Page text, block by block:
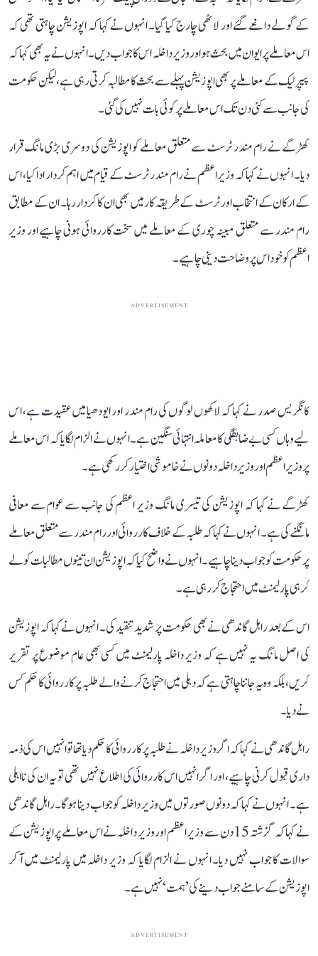
کے گولے داغے گئے اور لاٹھی چارج کیا گیا۔ انہوں نے کہا کہ اپوزیشن چاہتی تھی کہ
اس معاملے پر ایوان میں بحث ہو اور وزیر داخلہ اس کا جواب دیں۔ انہوں نے یہ بھی کہا کہ
پیپر لیک کے معاملے پر بھی اپوزیشن پہلے سے بحث کا مطالبہ کرتی رہی ہے، لیکن حکومت
کی جانب سے کئی دن تک اس معاملے پر کوئی بات نہیں کی گئی۔
کھڑگے نے رام مندر ٹرسٹ سے متعلق معاملے کو اپوزیشن کی دوسری بڑی مانگ قرار
دیا۔ انہوں نے کہا کہ وزیر اعظم نے رام مندر ٹرسٹ کے قیام میں اہم کردار ادا کیا، اس
کے ارکان کے انتخاب اور ٹرسٹ کے طریقہ کار میں بھی ان کا کردار رہا۔ ان کے مطابق
رام مندر سے متعلق مبینہ چوری کے معاملے میں سخت کارروائی ہونی چاہیے اور وزیر
اعظم کو خود اس پر وضاحت دینی چاہیے۔
ADVERTISEMENT
کانگریس صدر نے کہا کہ لاکھوں لوگوں کی رام مندر اور ایودھیا میں عقیدت ہے، اس
لیے وہاں کسی بے ضابطگی کا معاملہ انتہائی سنگین ہے۔ انہوں نے الزام لگایا کہ اس معاملے
پر وزیر اعظم اور وزیر داخلہ دونوں نے خاموشی اختیار کر رکھی ہے۔
کھڑگے نے کہا کہ اپوزیشن کی تیسری مانگ وزیر اعظم کی جانب سے عوام سے معافی
مانگنے کی ہے۔ انہوں نے کہا کہ طلبہ کے خلاف کارروائی اور رام مندر سے متعلق معاملے
پر حکومت کو جواب دینا چاہیے۔ انہوں نے واضح کیا کہ اپوزیشن ان تینوں مطالبات کو لے
کر ہی پارلیمنٹ میں احتجاج کر رہی ہے۔
اس کے بعد راہل گاندھی نے بھی حکومت پر شدید تنقید کی۔ انہوں نے کہا کہ اپوزیشن
کی اصل مانگ یہ نہیں ہے کہ وزیر داخلہ پارلیمنٹ میں کسی بھی عام موضوع پر تقریر
کریں، بلکہ وہ یہ جاننا چاہتی ہے کہ دہلی میں احتجاج کرنے والے طلبہ پر کارروائی کا حکم کس
نے دیا۔
راہل گاندھی نے کہا کہ اگر وزیر داخلہ نے طلبہ پر کارروائی کا حکم دیا تھا تو انہیں اس کی ذمہ
داری قبول کرنی چاہیے، اور اگر انہیں اس کارروائی کی اطلاع نہیں تھی تو یہ ان کی نااہلی
ہے۔ انہوں نے کہا کہ دونوں صورتوں میں وزیر داخلہ کو جواب دینا ہوگا۔ راہل گاندھی
نے کہا کہ گزشتہ 15 دن سے وزیر اعظم اور وزیر داخلہ نے اس معاملے پر اپوزیشن کے
سوالات کا جواب نہیں دیا۔ انہوں نے الزام لگایا کہ وزیر داخلہ میں پارلیمنٹ میں آ کر
اپوزیشن کے سامنے جواب دینے کی ’ہمت‘ نہیں ہے۔
ADVERTISEMENT